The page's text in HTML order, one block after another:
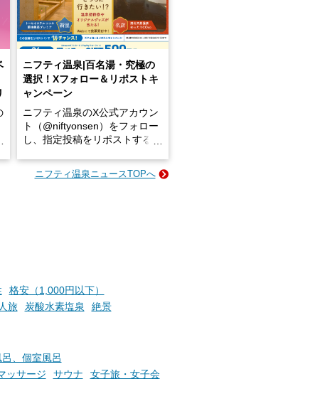
ニフティ温泉|百名湯・究極の
選択！Xフォロー＆リポストキ
ャンペーン
ニフティ温泉のX公式アカウン
ト（@niftyonsen）をフォロー
し、指定投稿をリポストする
GIFT500円分をプレゼントい
ニフティ温泉ニュースTOPへ
格安（1,000円以下）
旅 炭酸水素塩泉 絶景
、個室風呂
ッサージ サウナ
女子旅・女子会